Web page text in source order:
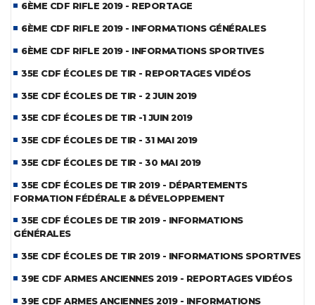
6ÈME CDF RIFLE 2019 - REPORTAGE
6ÈME CDF RIFLE 2019 - INFORMATIONS GÉNÉRALES
6ÈME CDF RIFLE 2019 - INFORMATIONS SPORTIVES
35E CDF ÉCOLES DE TIR - REPORTAGES VIDÉOS
35E CDF ÉCOLES DE TIR - 2 JUIN 2019
35E CDF ÉCOLES DE TIR -1 JUIN 2019
35E CDF ÉCOLES DE TIR - 31 MAI 2019
35E CDF ÉCOLES DE TIR - 30 MAI 2019
35E CDF ÉCOLES DE TIR 2019 - DÉPARTEMENTS
FORMATION FÉDÉRALE & DÉVELOPPEMENT
35E CDF ÉCOLES DE TIR 2019 - INFORMATIONS
GÉNÉRALES
35E CDF ÉCOLES DE TIR 2019 - INFORMATIONS SPORTIVES
39E CDF ARMES ANCIENNES 2019 - REPORTAGES VIDÉOS
39E CDF ARMES ANCIENNES 2019 - INFORMATIONS